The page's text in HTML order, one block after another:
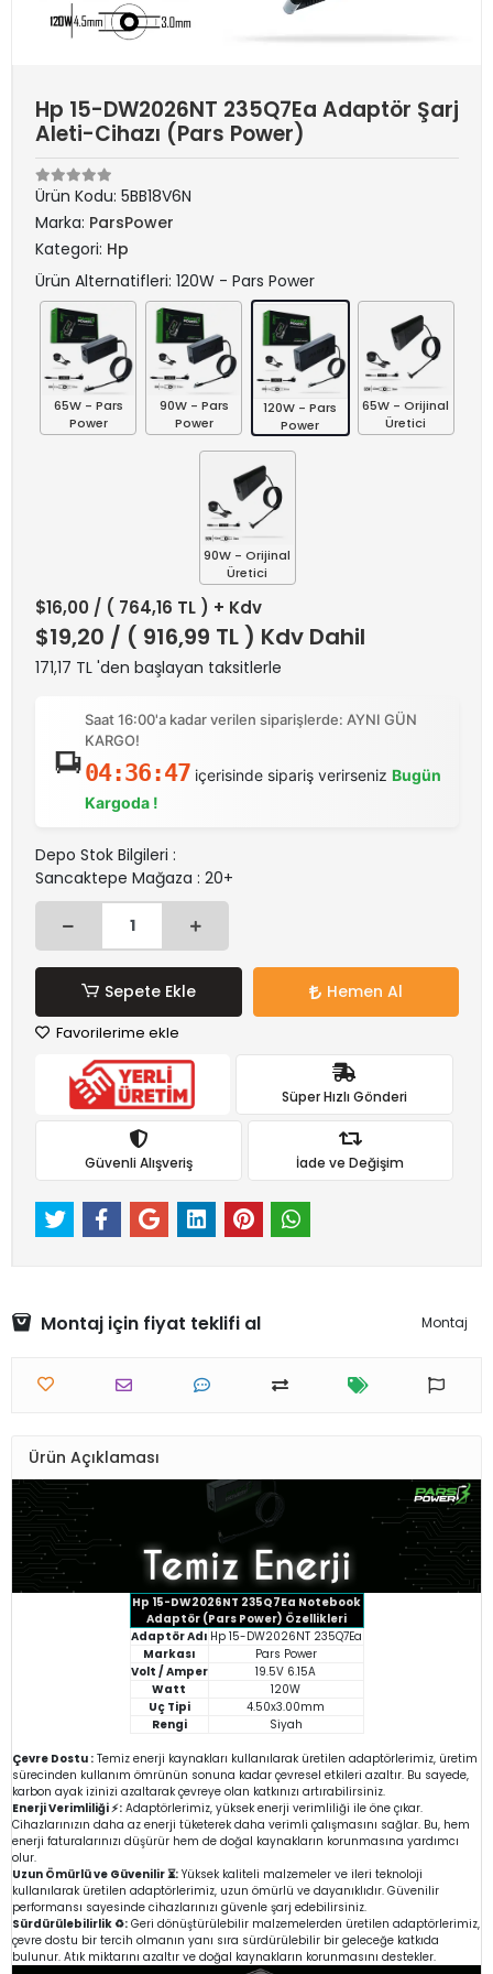
Hp 15-DW2026NT 235Q7Ea Adaptör Şarj
Aleti-Cihazı (Pars Power)
Ürün Kodu: 5BB18V6N
Marka: ParsPower
Kategori: Hp
Ürün Alternatifleri: 120W - Pars Power
65W - Pars
Power
90W - Pars
Power
120W - Pars
Power
65W - Orijinal
Üretici
90W - Orijinal
Üretici
$16,00 / ( 764,16 TL ) + Kdv
$19,20 / ( 916,99 TL ) Kdv Dahil
171,17 TL 'den başlayan taksitlerle
Saat 16:00'a kadar verilen siparişlerde: AYNI GÜN
KARGO!
04:36:47 içerisinde sipariş verirseniz Bugün
Kargoda !
Depo Stok Bilgileri :
Sancaktepe Mağaza : 20+
Sepete Ekle Hemen Al
Favorilerime ekle
Süper Hızlı Gönderi
Güvenli Alışveriş İade ve Değişim
Montaj için fiyat teklifi al Montaj
Ürün Açıklaması
Hp 15-DW2026NT 235Q7Ea Notebook
Adaptör (Pars Power) Özellikleri
Adaptör Adı Hp 15-DW2026NT 235Q7Ea
Markası
Pars Power
Volt / Amper
19.5V 6.15A
Watt
120W
Uç Tipi
4.50x3.00mm
Rengi
Siyah
Çevre Dostu : Temiz enerji kaynakları kullanılarak üretilen adaptörlerimiz, üretim
sürecinden kullanım ömrünün sonuna kadar çevresel etkileri azaltır. Bu sayede,
karbon ayak izinizi azaltarak çevreye olan katkınızı artırabilirsiniz.
Enerji Verimliliği ⚡: Adaptörlerimiz, yüksek enerji verimliliği ile öne çıkar.
Cihazlarınızın daha az enerji tüketerek daha verimli çalışmasını sağlar. Bu, hem
enerji faturalarınızı düşürür hem de doğal kaynakların korunmasına yardımcı
olur.
Uzun Ömürlü ve Güvenilir ⏳: Yüksek kaliteli malzemeler ve ileri teknoloji
kullanılarak üretilen adaptörlerimiz, uzun ömürlü ve dayanıklıdır. Güvenilir
performansı sayesinde cihazlarınızı güvenle şarj edebilirsiniz.
Sürdürülebilirlik ♻️: Geri dönüştürülebilir malzemelerden üretilen adaptörlerimiz,
çevre dostu bir tercih olmanın yanı sıra sürdürülebilir bir geleceğe katkıda
bulunur. Atık miktarını azaltır ve doğal kaynakların korunmasını destekler.